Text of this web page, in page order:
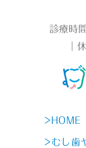
診療時
｜
>HOME
>むし歯